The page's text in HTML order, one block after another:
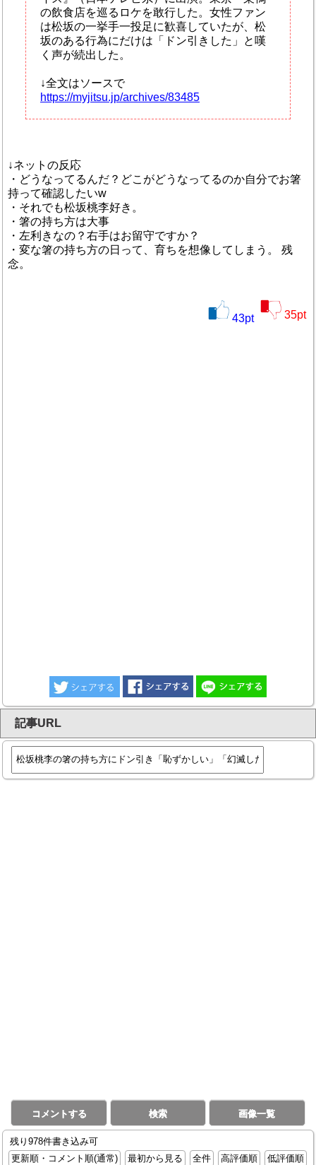
の飲食店を巡るロケを敢行した。女性ファン
は松坂の一挙手一投足に歓喜していたが、松
坂のある行為にだけは「ドン引きした」と嘆
く声が続出した。
↓全文はソースで
https://myjitsu.jp/archives/83485
↓ネットの反応
・どうなってるんだ？どこがどうなってるのか自分でお箸
持って確認したいw
・それでも松坂桃李好き。
・箸の持ち方は大事
・左利きなの？右手はお留守ですか？
・変な箸の持ち方の日って、育ちを想像してしまう。 残
念。
43pt 35pt
記事URL
コメントする 検索 画像一覧
残り978件書き込み可
更新順・コメント順(通常)
最初から見る 全件 高評価順 低評価順